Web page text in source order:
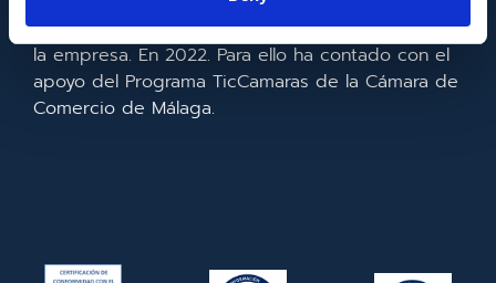
mejora de la competitividad y productividad de
la empresa. En 2022. Para ello ha contado con el
apoyo del Programa TicCamaras de la Cámara de
Comercio de Málaga.